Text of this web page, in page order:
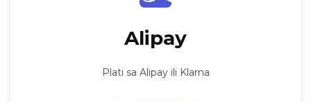
Alipay
Plati sa Alipay ili Klarna